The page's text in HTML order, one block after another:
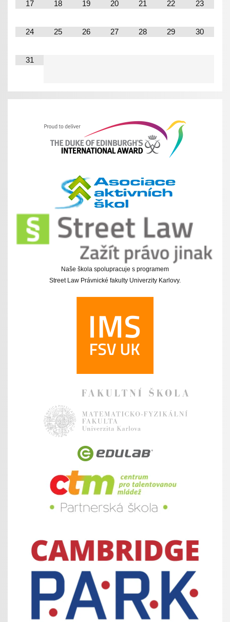
17 18 19 20 21 22 23
24 25 26 27 28 29 30
31
Naše škola spolupracuje s programem
Street Law Právnické fakulty Univerzity Karlovy.